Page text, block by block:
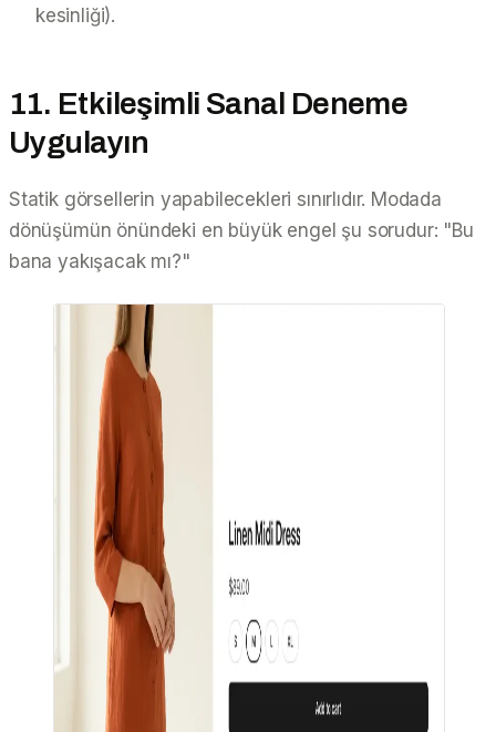
kesinliği).
11. Etkileşimli Sanal Deneme
Uygulayın
Statik görsellerin yapabilecekleri sınırlıdır. Modada
dönüşümün önündeki en büyük engel şu sorudur: "Bu
bana yakışacak mı?"